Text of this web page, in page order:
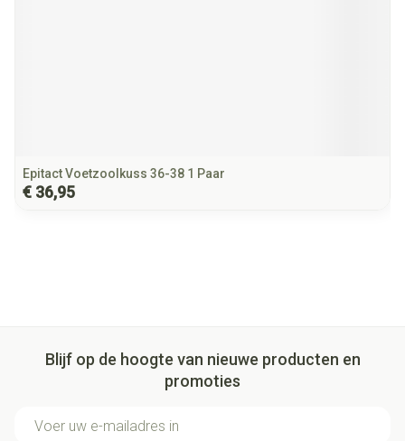
Epitact Voetzoolkuss 36-38 1 Paar
€ 36,95
Blijf op de hoogte van nieuwe producten en
promoties